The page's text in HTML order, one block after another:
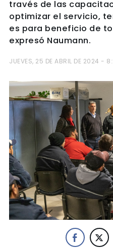
través de las
optimizar el servicio,
es para beneficio de
expresó Naumann.
JUEVES, 25 DE ABRIL DE 2024 -